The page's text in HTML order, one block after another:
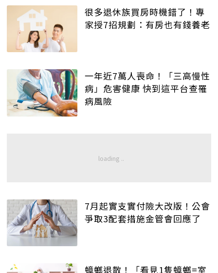
很多退休族買房時機錯了！專
家授7招規劃：有房也有錢養老
一年近7萬人喪命！「三高慢性
病」危害健康 快到這平台查罹
病風險
7月起實支實付險大改版！公會
爭取3配套措施金管會回應了
蟑螂退散！「看見1隻蟑螂=室